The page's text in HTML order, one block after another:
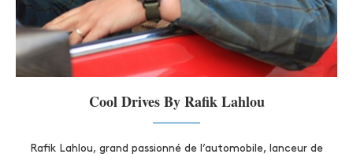
Cool Drives By Rafik Lahlou
Rafik Lahlou, grand passionné de l’automobile, lanceur de